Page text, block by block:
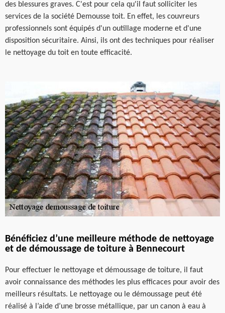
des blessures graves. C'est pour cela qu'il faut solliciter les
services de la société Demousse toit. En effet, les couvreurs
professionnels sont équipés d'un outillage moderne et d'une
disposition sécuritaire. Ainsi, ils ont des techniques pour réaliser
le nettoyage du toit en toute efficacité.
Bénéficiez d’une meilleure méthode de nettoyage
et de démoussage de toiture à Bennecourt
Pour effectuer le nettoyage et démoussage de toiture, il faut
avoir connaissance des méthodes les plus efficaces pour avoir des
meilleurs résultats. Le nettoyage ou le démoussage peut été
réalisé à l’aide d’une brosse métallique, par un canon à eau à